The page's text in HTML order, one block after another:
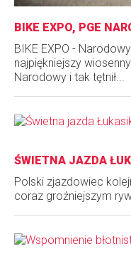
BIKE EXPO, PGE
BIKE EXPO -
najpiękniejszy
Narodowy i tak tętnił...
ŚWIETNA JAZDA
Polski zjazdowiec
coraz groźniejszym